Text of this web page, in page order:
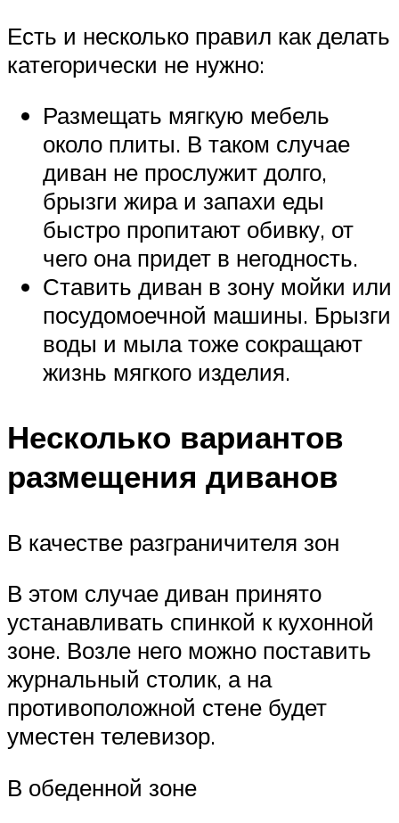
Есть и несколько правил как делать
категорически не нужно:
Размещать мягкую мебель
около плиты. В таком случае
диван не прослужит долго,
брызги жира и запахи еды
быстро пропитают обивку, от
чего она придет в негодность.
Ставить диван в зону мойки или
посудомоечной машины. Брызги
воды и мыла тоже сокращают
жизнь мягкого изделия.
Несколько вариантов
размещения диванов
В качестве разграничителя зон
В этом случае диван принято
устанавливать спинкой к кухонной
зоне. Возле него можно поставить
журнальный столик, а на
противоположной стене будет
уместен телевизор.
В обеденной зоне